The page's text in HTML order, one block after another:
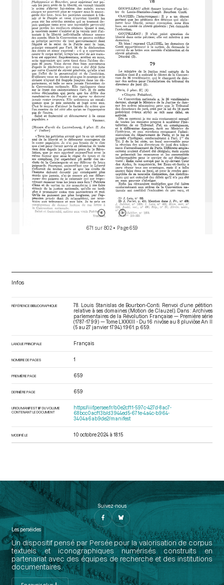
671 sur 802 • Page 659
Infos
RÉFÉRENCE BIBLIOGRAPHIQUE
78. Louis Stanislas de Bourbon-Conti. Renvoi d’une pétition
relative à ses domaines (Motion de Clauzel). Dans : Archives
parlementaires de la Révolution Française — Première série
(1787-1799) — Tome LXXXIII - Du 16 nivôse au 8 pluviôse An II
(5 au 27 janvier 1794) . 1961. p. 659.
LANGUE PRINCIPALE Français
NOMBRE DE PAGES 1
PREMIÈRE PAGE 659
DERNIÈRE PAGE 659
URI DU MANIFEST IIIF DU VOLUME
CONTENANT LE DOCUMENT
https://iiif.persee.fr/b0e2cf11-597c-427d-8ac7-
68bcc0acf13b/d3944ed5-671e-4a4c-b964-
3404a6ab9de2/manifest
MODIFIÉ LE 10 octobre 2024 à 18:15
Suivez-nous
Les perséides
Un dispositif pensé par Persée pour la valorisation de corpus
textuels et iconographiques numérisés construits en
partenariat avec des équipes de recherche et des institutions
documentaires.